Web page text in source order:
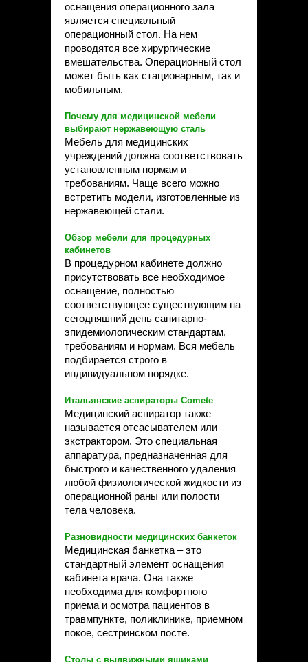
оснащения операционного зала
является специальный
операционный стол. На нем
проводятся все хирургические
вмешательства. Операционный стол
может быть как стационарным, так и
мобильным.
Почему для медицинской мебели
выбирают нержавеющую сталь
Мебель для медицинских
учреждений должна соответствовать
установленным нормам и
требованиям. Чаще всего можно
встретить модели, изготовленные из
нержавеющей стали.
Обзор мебели для процедурных
кабинетов
В процедурном кабинете должно
присутствовать все необходимое
оснащение, полностью
соответствующее существующим на
сегодняшний день санитарно-
эпидемиологическим стандартам,
требованиям и нормам. Вся мебель
подбирается строго в
индивидуальном порядке.
Итальянские аспираторы Comete
Медицинский аспиратор также
называется отсасывателем или
экстрактором. Это специальная
аппаратура, предназначенная для
быстрого и качественного удаления
любой физиологической жидкости из
операционной раны или полости
тела человека.
Разновидности медицинских банкеток
Медицинская банкетка – это
стандартный элемент оснащения
кабинета врача. Она также
необходима для комфортного
приема и осмотра пациентов в
травмпункте, поликлинике, приемном
покое, сестринском посте.
Столы с выдвижными ящиками